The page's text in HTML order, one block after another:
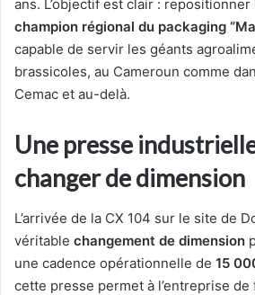
ans. L’objectif est clair :
champion régional du packaging
capable de servir les géants
brassicoles, au Cameroun comme
Cemac et au-delà.
Une presse
changer de dimension
L’arrivée de la CX 104 sur le site de
véritable changement de dimension
une cadence opérationnelle de 15
cette presse permet à l’entreprise de